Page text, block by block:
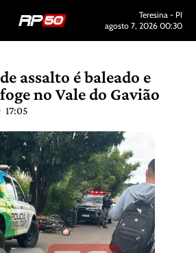
Teresina - PI
agosto 7, 2026 00:30
assalto é baleado e
no Vale do Gavião
17:05